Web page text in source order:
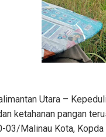
Utara –
ketahanan pangan
03/Malinau Kota,